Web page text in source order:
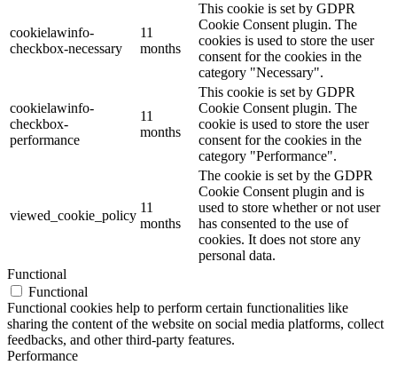
cookielawinfo-
checkbox-necessary
11
months
This cookie is set by GDPR
Cookie Consent plugin. The
cookies is used to store the user
consent for the cookies in the
category "Necessary".
cookielawinfo-
checkbox-
performance
11
months
This cookie is set by GDPR
Cookie Consent plugin. The
cookie is used to store the user
consent for the cookies in the
category "Performance".
viewed_cookie_policy
11
months
The cookie is set by the GDPR
Cookie Consent plugin and is
used to store whether or not user
has consented to the use of
cookies. It does not store any
personal data.
Functional
Functional
Functional cookies help to perform certain functionalities like
sharing the content of the website on social media platforms, collect
feedbacks, and other third-party features.
Performance